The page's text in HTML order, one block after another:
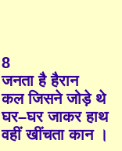
8
जनता है हैरान
कल जिसने जोड़े थे
घर–घर जाकर हाथ
वहीं खींचता कान ।